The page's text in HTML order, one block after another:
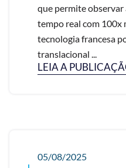
que permite
tempo real com 100x
tecnologia francesa
translacional ...
LEIA A
05/08/2025